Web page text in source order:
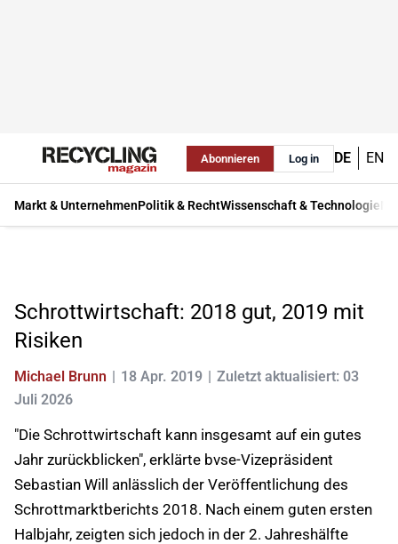
Abonnieren Log in DE EN
Markt & UnternehmenPolitik & RechtWissenschaft & Technologie
Schrottwirtschaft: 2018 gut, 2019 mit
Risiken
Michael Brunn 18 Apr. 2019
Zuletzt aktualisiert: 03
Juli 2026
"Die Schrottwirtschaft kann insgesamt auf ein gutes
Jahr zurückblicken", erklärte bvse-Vizepräsident
Sebastian Will anlässlich der Veröffentlichung des
Schrottmarktberichts 2018. Nach einem guten ersten
Halbjahr, zeigten sich jedoch in der 2. Jahreshälfte